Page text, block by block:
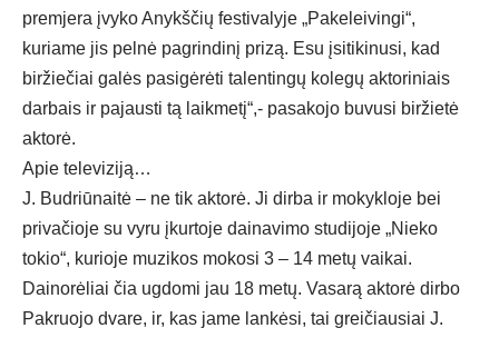
premjera įvyko Anykščių festivalyje „Pakeleivingi“,
kuriame jis pelnė pagrindinį prizą. Esu įsitikinusi, kad
biržiečiai galės pasigėrėti talentingų kolegų aktoriniais
darbais ir pajausti tą laikmetį“,- pasakojo buvusi biržietė
aktorė.
Apie televiziją…
J. Budriūnaitė – ne tik aktorė. Ji dirba ir mokykloje bei
privačioje su vyru įkurtoje dainavimo studijoje „Nieko
tokio“, kurioje muzikos mokosi 3 – 14 metų vaikai.
Dainorėliai čia ugdomi jau 18 metų. Vasarą aktorė dirbo
Pakruojo dvare, ir, kas jame lankėsi, tai greičiausiai J.